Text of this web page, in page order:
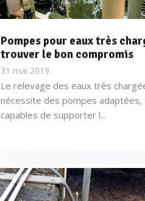
Pompes pour eaux très
trouver le bon compromis
31 mai 2019
Le relevage des eaux très
nécessite des pompes adaptées,
capables de supporter l...